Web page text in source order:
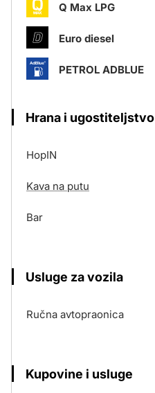
Q Max LPG
Euro diesel
PETROL ADBLUE
Hrana i ugostiteljstvo
HopIN
Kava na putu
Bar
Usluge za vozila
Ručna avtopraonica
Kupovine i usluge